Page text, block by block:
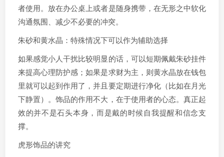
者使用。放在办公桌上或者是随身携带，在无形之中软化
沟通氛围、减少不必要的冲突。
朱砂和黄水晶：特殊情况下可以作为辅助选择
如果感觉小人干扰比较明显的话，可以短期佩戴朱砂挂件
来提高心理防护感；如果是求财为主，则黄水晶放在钱包
里就可以起到作用了，并且要定期进行净化（比如在月光
下静置）。饰品的作用不大，在于使用者的心态。真正起
效的并不是石头本身，而是戴的时候自我提醒和信念支
撑。
虎形饰品的讲究